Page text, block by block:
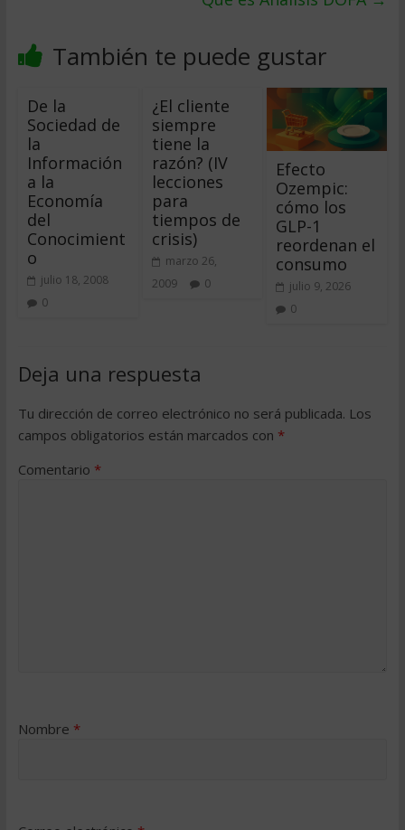
También te puede gustar
De la
Sociedad de
la
Información
a la
Economía
del
Conocimient
o
julio 18, 2008
0
¿El cliente
siempre
tiene la
razón? (IV 
lecciones
para
tiempos de
crisis)
marzo 26,
2009
0
Efecto
Ozempic:
cómo los
GLP-1
reordenan el
consumo
julio 9, 2026
0
Deja una respuesta
Tu dirección de correo electrónico no será publicada. Los
campos obligatorios están marcados con *
Comentario *
Nombre *